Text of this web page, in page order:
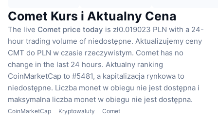
Comet Kurs i Aktualny Cena
The live Comet price today is zł0.019023 PLN with a 24-
hour trading volume of niedostępne. Aktualizujemy ceny
CMT do PLN w czasie rzeczywistym. Comet has no
change in the last 24 hours. Aktualny ranking
CoinMarketCap to #5481, a kapitalizacja rynkowa to
niedostępne. Liczba monet w obiegu nie jest dostępna i
maksymalna liczba monet w obiegu nie jest dostępna.
CoinMarketCap Kryptowaluty Comet